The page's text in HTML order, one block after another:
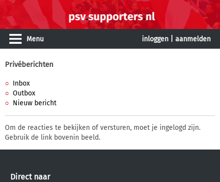
Menu inloggen aanmelden
Privéberichten
Inbox
Outbox
Nieuw bericht
Om de reacties te bekijken of versturen, moet je ingelogd zijn.
Gebruik de link bovenin beeld.
Direct naar